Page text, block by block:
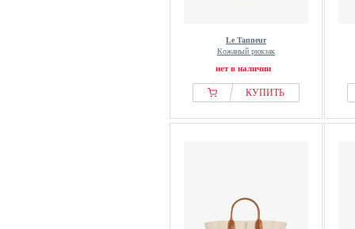
Le Tanneur
Кожаный рюкзак
нет в наличии
КУПИТЬ